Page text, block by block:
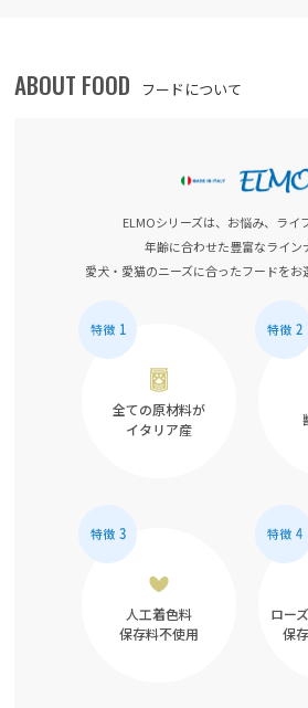
ABOUT FOOD フードについて
ELMOシリーズは、お悩み、ライ
年齢に合わせた豊富なライン
愛犬・愛猫のニーズに合ったフードをお
全ての原材料が
イタリア産
人工着色料
保存料不使用
ロー
保